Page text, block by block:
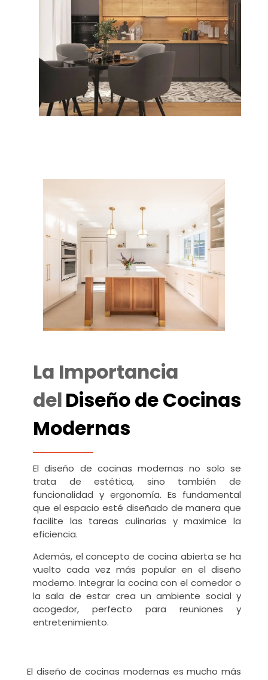
La Importancia
delDiseño de Cocinas
Modernas
El diseño de cocinas modernas no solo se
trata de estética, sino también de
funcionalidad y ergonomía. Es fundamental
que el espacio esté diseñado de manera que
facilite las tareas culinarias y maximice la
eficiencia.
Además, el concepto de cocina abierta se ha
vuelto cada vez más popular en el diseño
moderno. Integrar la cocina con el comedor o
la sala de estar crea un ambiente social y
acogedor, perfecto para reuniones y
entretenimiento.
El diseño de cocinas modernas es mucho más